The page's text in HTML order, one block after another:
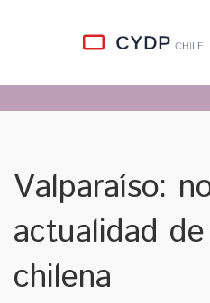
Valparaíso:
actualidad
chilena